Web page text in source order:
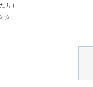
り）